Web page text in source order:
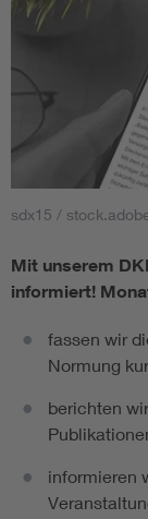
sdx15 /
Mit unserem
informiert!
fassen wir
Normung
berichten
informieren